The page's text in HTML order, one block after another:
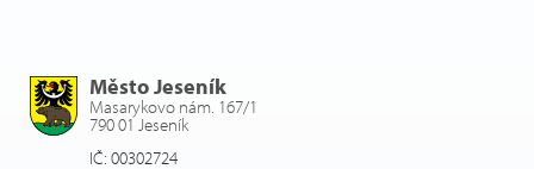
Město Jeseník
Masarykovo nám. 167/1
790 01 Jeseník
IČ: 00302724